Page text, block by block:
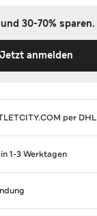
30-70% sparen.
Jetzt anmelden
per DHL
1-3 Werktagen